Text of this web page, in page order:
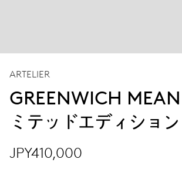
ARTELIER
GREENWICH MEAN
ミテッドエディション
JPY410,000